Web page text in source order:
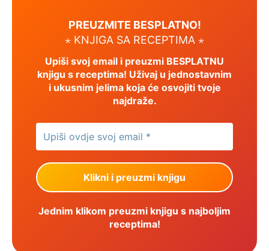
PREUZMITE BESPLATNO!
⋆ KNJIGA SA RECEPTIMA ⋆
Upiši svoj email i preuzmi BESPLATNU
knjigu s receptima! Uživaj u jednostavnim
i ukusnim jelima koja će osvojiti tvoje
najdraže.
Jednim klikom preuzmi knjigu s najboljim
receptima!